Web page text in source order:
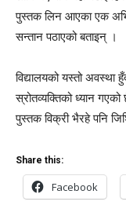
पुस्तक लिन आएका एक
सन्तान पठाएको बताइन् ।
विद्यालयको यस्तो अवस्था
स्रोतव्यक्तिको ध्यान
पुस्तक विक्री भैरहे पनि
Share this:
Facebook